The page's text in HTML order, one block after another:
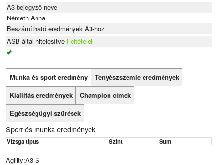
A3 bejegyző neve
Németh Anna
Beszámítható eredmények A3-hoz
ASB által hitelesítve Feltételei
Munka és sport eredmény
Tenyészszemle eredmények
Kiállítás eredmények
Champion címek
Egészségügyi szűrések
Sport és munka eredmények
Vizsga típus Szint Sum
Agility:A3 S